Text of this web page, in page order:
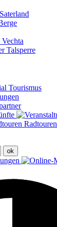
Talsperre
Tourismus
Radtouren